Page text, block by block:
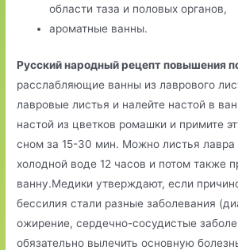
области таза и половых органов,
ароматные ванны.
Русский народный рецепт повышения
расслабляющие ванны из лаврового
лавровые листья и налейте настой в
настой из цветков ромашки и примите
сном за 15-30 мин. Можно листья лавра
холодной воде 12 часов и потом также
ванну.Медики утверждают, если
бессилия стали разные заболевания
ожирение, сердечно-сосудистые
обязательно вылечить основную